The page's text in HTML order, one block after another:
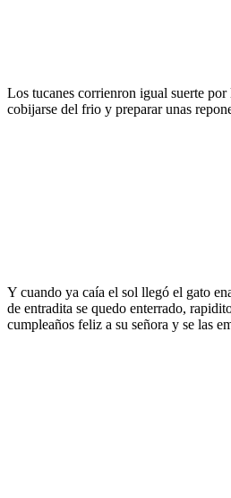
Los tucanes corrienron igual suerte
cobijarse del frio y preparar unas
Y cuando ya caía el sol llegó el gato
de entradita se quedo enterrado,
cumpleaños feliz a su señora y se las